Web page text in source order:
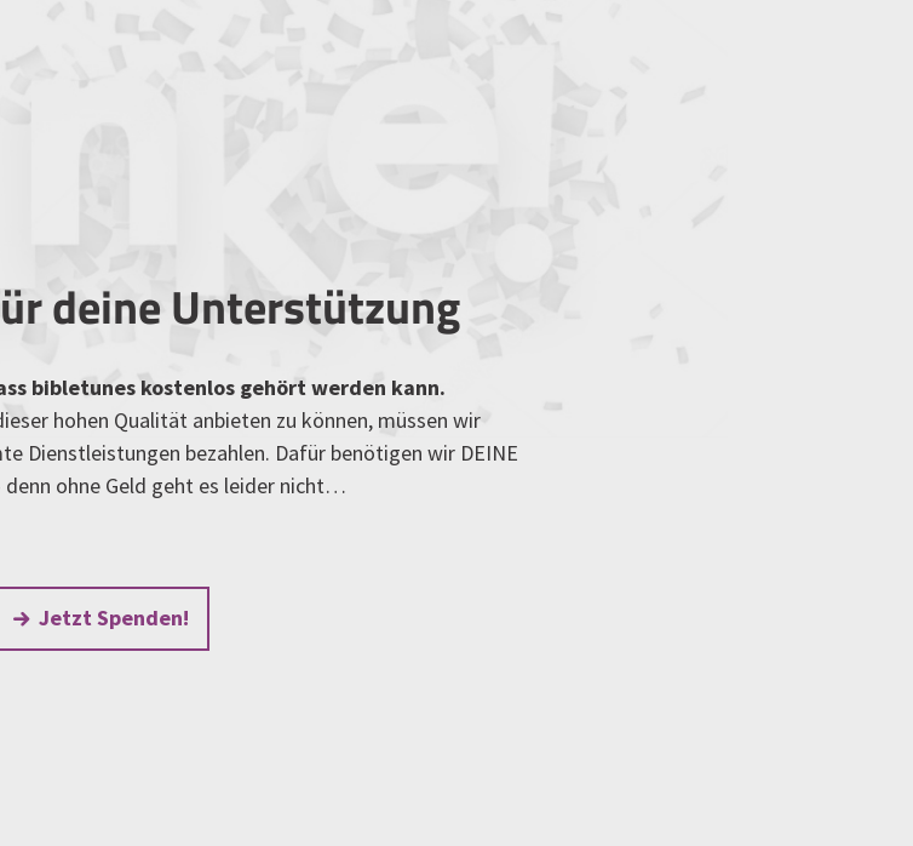
deine Unterstützung
bibletunes kostenlos gehört werden kann.
hohen Qualität anbieten zu können, müssen wir
Dienstleistungen bezahlen. Dafür benötigen wir DEINE
ohne Geld geht es leider nicht…
Jetzt Spenden!